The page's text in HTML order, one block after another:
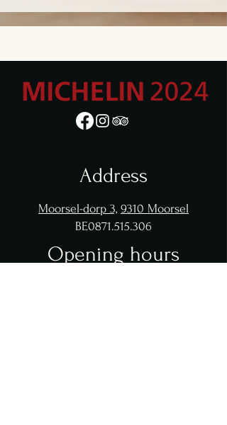
Address
Moorsel-dorp 3, 9310 Moorsel
BE0871.515.306
Opening hours